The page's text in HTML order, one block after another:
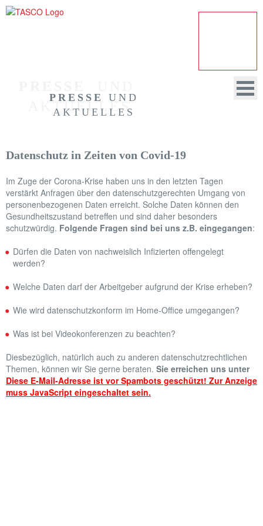
AKTUELLES
PRESSE
UND
AKTUELLES
HOME
UNTERNEHMEN
REVISION
BERATUNG
DATENSCHUTZ
AKTUELLES
Datenschutz in Zeiten von Covid-19
Im Zuge der Corona-Krise haben uns in den letzten Tagen
verstärkt Anfragen über den datenschutzgerechten Umgang von
personenbezogenen Daten erreicht. Solche Daten können den
Gesundheitszustand betreffen und sind daher besonders
schutzwürdig. Folgende Fragen sind bei uns z.B. eingegangen:
Dürfen die Daten von nachweislich Infizierten offengelegt
werden?
Welche Daten darf der Arbeitgeber aufgrund der Krise erheben?
Wie wird datenschutzkonform im Home-Office umgegangen?
Was ist bei Videokonferenzen zu beachten?
Diesbezüglich, natürlich auch zu anderen datenschutzrechtlichen
Themen, können wir Sie gerne beraten. Sie erreichen uns unter
Diese E-Mail-Adresse ist vor Spambots geschützt! Zur Anzeige
muss JavaScript eingeschaltet sein.